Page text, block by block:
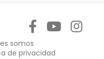
somos
de privacidad